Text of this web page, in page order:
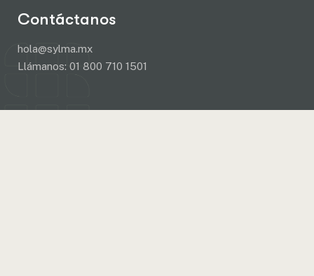
Contáctanos
hola@sylma.mx
Llámanos: 01 800 710 1501